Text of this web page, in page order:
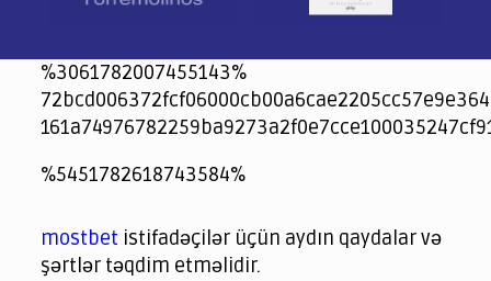
%3061782007455143%
jeetcity
1xbet
jeet city casino
%5451782618743584%
spintiger
Avabet
Spinrise
Crown Green
Crowngreen casino login
슈가 러쉬1000 슬롯
crazy time casino online
1xcasinozambia.com
codingworldnews.com
parimatch.kr
winorio
winorio casino
winorio
mostbet istifadəçilər üçün aydın qaydalar və
şərtlər təqdim etməlidir.